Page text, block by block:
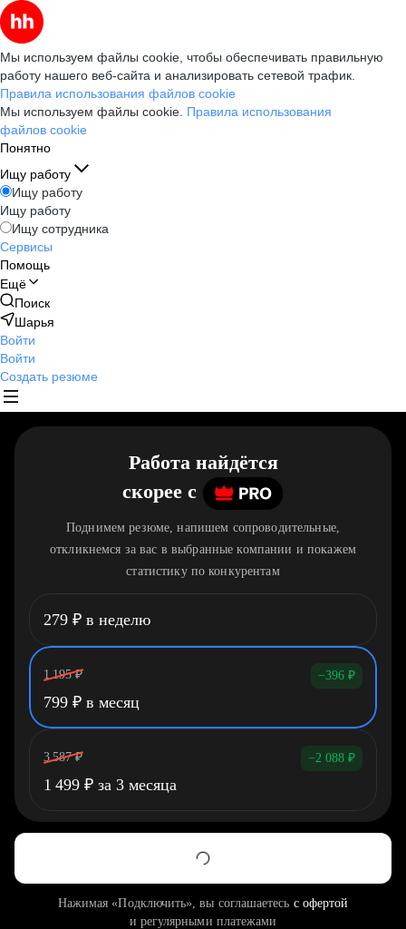
Мы используем файлы cookie, чтобы обеспечивать правильную
работу нашего веб-сайта и анализировать сетевой трафик.
Правила использования файлов cookie
Мы используем файлы cookie. Правила использования
файлов cookie
Понятно
Ищу работу
Ищу работу
Ищу работу
Ищу сотрудника
Сервисы
Помощь
Ещё
Поиск
Шарья
Войти
Войти
Создать резюме
Работа найдётся
скорее c
Поднимем резюме, напишем сопроводительные,
откликнемся за вас в выбранные компании и покажем
статистику по конкурентам
279 ₽ в неделю
1 195 ₽ −396 ₽
799 ₽ в месяц
3 587 ₽ −2 088 ₽
1 499 ₽ за 3 месяца
Нажимая «Подключить», вы соглашаетесь с офертой
и регулярными платежами